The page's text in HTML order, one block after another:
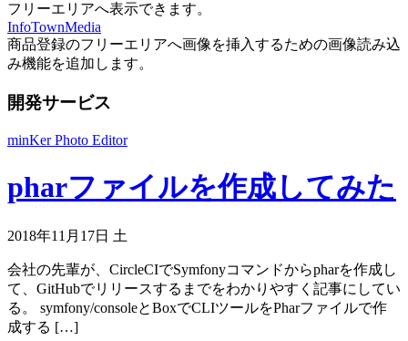
フリーエリアへ表示できます。
InfoTownMedia
商品登録のフリーエリアへ画像を挿入するための画像読み込
み機能を追加します。
開発サービス
minKer Photo Editor
pharファイルを作成してみた
2018年11月17日 土
会社の先輩が、CircleCIでSymfonyコマンドからpharを作成し
て、GitHubでリリースするまでをわかりやすく記事にしてい
る。 symfony/consoleとBoxでCLIツールをPharファイルで作
成する […]